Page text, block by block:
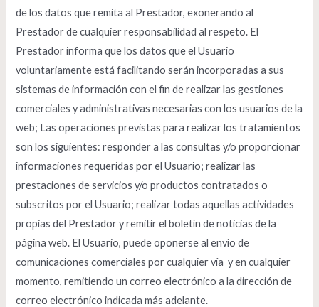
de los datos que remita al Prestador, exonerando al
Prestador de cualquier responsabilidad al respeto. El
Prestador informa que los datos que el Usuario
voluntariamente está facilitando serán incorporadas a sus
sistemas de información con el fin de realizar las gestiones
comerciales y administrativas necesarias con los usuarios de la
web; Las operaciones previstas para realizar los tratamientos
son los siguientes: responder a las consultas y/o proporcionar
informaciones requeridas por el Usuario; realizar las
prestaciones de servicios y/o productos contratados o
subscritos por el Usuario; realizar todas aquellas actividades
propias del Prestador y remitir el boletín de noticias de la
página web. El Usuario, puede oponerse al envío de
comunicaciones comerciales por cualquier vía y en cualquier
momento, remitiendo un correo electrónico a la dirección de
correo electrónico indicada más adelante.